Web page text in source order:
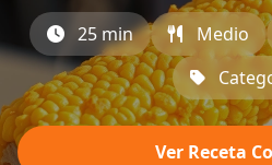
25 min Medio
Ver Receta